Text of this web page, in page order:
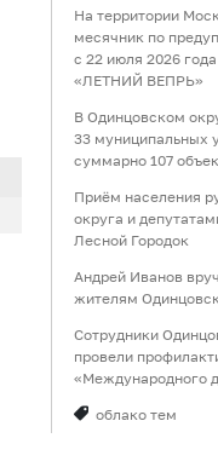
На территории
месячник по
с 22 июля 2026
«ЛЕТНИЙ ВЕПРЬ»
В Одинцовском
33 муниципальных
суммарно 107
Приём населения
округа и
Лесной Городок
Андрей Иванов
жителям
Сотрудники
провели
«Международного
облако тем